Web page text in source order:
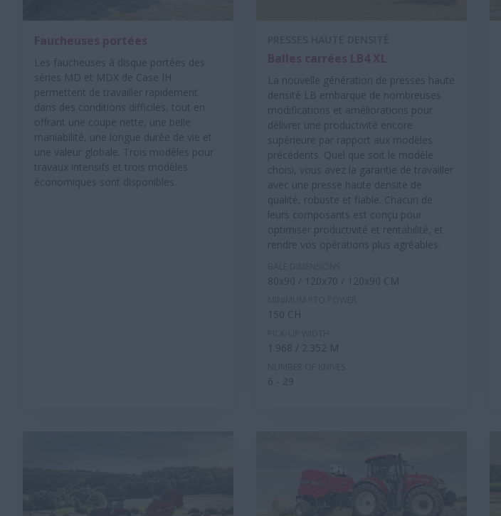
Les faucheuses à disque portées des
séries MD et MDX de Case IH
permettent de travailler rapidement
dans des conditions difficiles, tout en
offrant une coupe nette, une belle
maniabilité, une longue durée de vie et
une valeur globale. Trois modèles pour
travaux intensifs et trois modèles
économiques sont disponibles.
La nouvelle génération de presses haute
densité LB embarque de nombreuses
modifications et améliorations pour
délivrer une productivité encore
supérieure par rapport aux modèles
précédents. Quel que soit le modèle
choisi, vous avez la garantie de travailler
avec une presse haute densité de
qualité, robuste et fiable. Chacun de
leurs composants est conçu pour
optimiser productivité et rentabilité, et
rendre vos opérations plus agréables.
80x90 / 120x70 / 120x90 CM
150 CH
1.968 / 2.352 M
6 - 29